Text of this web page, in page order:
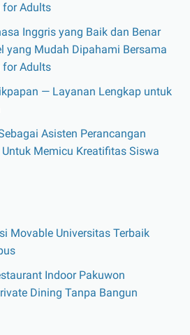
for Adults
Inggris yang Baik dan Benar
yang Mudah Dipahami Bersama
for Adults
— Layanan Lengkap untuk
Asisten Perancangan
Memicu Kreatifitas Siswa
Movable Universitas Terbaik
Indoor Pakuwon
Dining Tanpa Bangun